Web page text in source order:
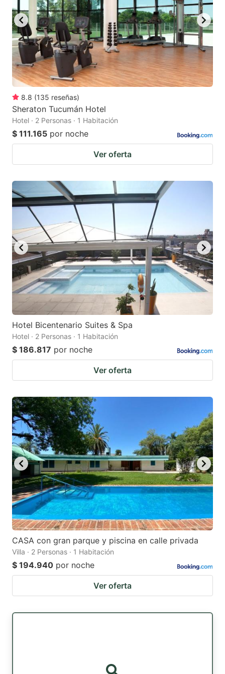
8.8 (135 reseñas)
Sheraton Tucumán Hotel
Hotel · 2 Personas · 1 Habitación
$ 111.165 por noche
Ver oferta
Hotel Bicentenario Suites & Spa
Hotel · 2 Personas · 1 Habitación
$ 186.817 por noche
Ver oferta
CASA con gran parque y piscina en calle privada
Villa · 2 Personas · 1 Habitación
$ 194.940 por noche
Ver oferta